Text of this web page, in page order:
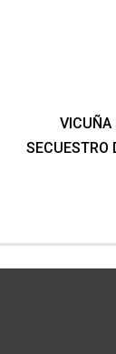
VICUÑA
SECUESTRO